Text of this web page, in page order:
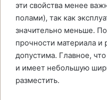
эти свойства менее
полами), так как
значительно меньше.
прочности материала и
допустима. Главное,
и имеет небольшую
разместить.